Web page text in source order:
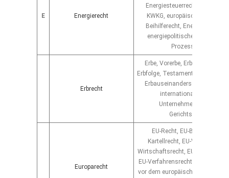
E Energierecht
Energiesteuerrecht, EEG-
KWKG, europäisches
Beihilferecht,
energiepolitische
Prozessführung
Erbrecht
Erbe, Vorerbe, Erbschaft,
Erbfolge, Testament, Berliner
Erbauseinandersetzung,
internationales Erbrecht,
Unternehmensnachfolge,
Gerichtsverfahren
Europarecht
EU-Recht, EU-Beihilferecht,
Kartellrecht, EU-
Wirtschaftsrecht, EU-
EU-Verfahrensrecht, EU-
vor dem europäischen Gericht